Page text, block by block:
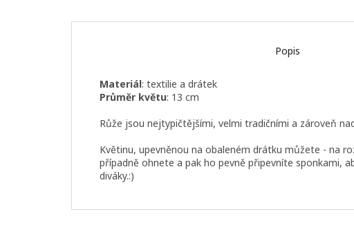
Popis
Materiál: textilie a drátek
Průměr květu: 13 cm
Růže jsou nejtypičtějšími, velmi tradičními a zároveň
Květinu, upevněnou na obaleném drátku můžete - na
případně ohnete a pak ho pevně připevníte sponkami,
diváky.:)